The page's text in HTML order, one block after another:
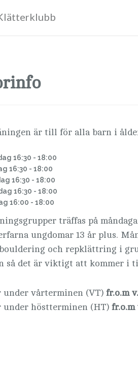
är till för alla barn i
16:30 - 18:00
16:30 - 18:00
16:30 - 18:00
16:30 - 18:00
16:00 - 18:00
träffas på
ungdomar 13 år plus.
och repklättring i
så det är viktigt att kommer i
vårterminen (VT) fr.o.m
höstterminen (HT) fr.o.m